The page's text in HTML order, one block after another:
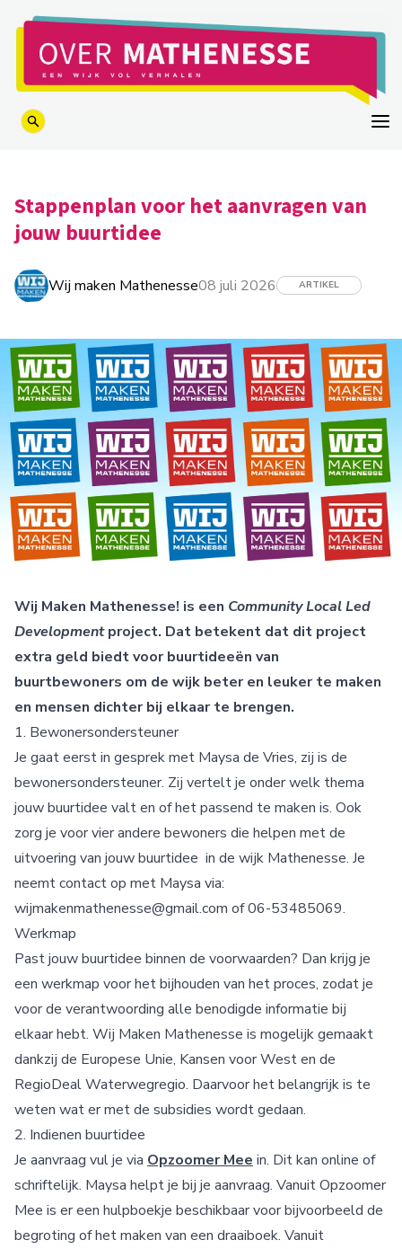
Stappenplan voor het aanvragen van
jouw buurtidee
Wij maken Mathenesse08 juli 2026 ARTIKEL
Wij Maken Mathenesse! is een Community Local Led
Developmentproject. Dat betekent dat dit project
extra geld biedt voor buurtideeën van
buurtbewoners om de wijk beter en leuker te maken
en mensen dichter bij elkaar te brengen.
1. Bewonersondersteuner
Je gaat eerst in gesprek met Maysa de Vries, zij is de
bewonersondersteuner. Zij vertelt je onder welk thema
jouw buurtidee valt en of het passend te maken is. Ook
zorg je voor vier andere bewoners die helpen met de
uitvoering van jouw buurtidee in de wijk Mathenesse. Je
neemt contact op met Maysa via:
wijmakenmathenesse@gmail.com of 06-53485069.
Werkmap
Past jouw buurtidee binnen de voorwaarden? Dan krijg je
een werkmap voor het bijhouden van het proces, zodat je
voor de verantwoording alle benodigde informatie bij
elkaar hebt. Wij Maken Mathenesse is mogelijk gemaakt
dankzij de Europese Unie, Kansen voor West en de
RegioDeal Waterwegregio. Daarvoor het belangrijk is te
weten wat er met de subsidies wordt gedaan.
2. Indienen buurtidee
Je aanvraag vul je via Opzoomer Mee in. Dit kan online of
schriftelijk. Maysa helpt je bij je aanvraag. Vanuit Opzoomer
Mee is er een hulpboekje beschikbaar voor bijvoorbeeld de
begroting of het maken van een draaiboek. Vanuit